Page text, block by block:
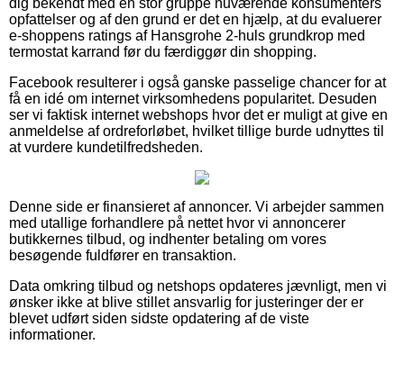
opfattelser og af den grund er det en hjælp, at du evaluerer
e-shoppens ratings af Hansgrohe 2-huls grundkrop med
termostat karrand før du færdiggør din shopping.
Facebook resulterer i også ganske passelige chancer for at
få en idé om internet virksomhedens popularitet. Desuden
ser vi faktisk internet webshops hvor det er muligt at give en
anmeldelse af ordreforløbet, hvilket tillige burde udnyttes til
at vurdere kundetilfredsheden.
Denne side er finansieret af annoncer. Vi arbejder sammen
med utallige forhandlere på nettet hvor vi annoncerer
butikkernes tilbud, og indhenter betaling om vores
besøgende fuldfører en transaktion.
Data omkring tilbud og netshops opdateres jævnligt, men vi
ønsker ikke at blive stillet ansvarlig for justeringer der er
blevet udført siden sidste opdatering af de viste
informationer.